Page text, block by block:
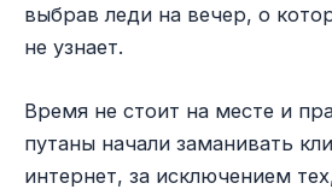
выбрав леди на вечер, о
не узнает.
Время не стоит на месте и
путаны начали заманивать
интернет, за исключением